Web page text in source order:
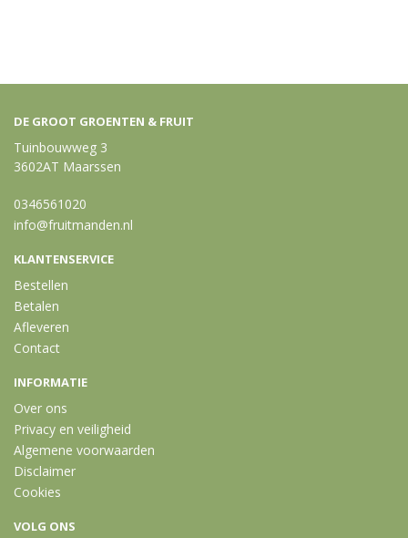
DE GROOT GROENTEN & FRUIT
Tuinbouwweg 3
3602AT Maarssen
0346561020
info@fruitmanden.nl
KLANTENSERVICE
Bestellen
Betalen
Afleveren
Contact
INFORMATIE
Over ons
Privacy en veiligheid
Algemene voorwaarden
Disclaimer
Cookies
VOLG ONS